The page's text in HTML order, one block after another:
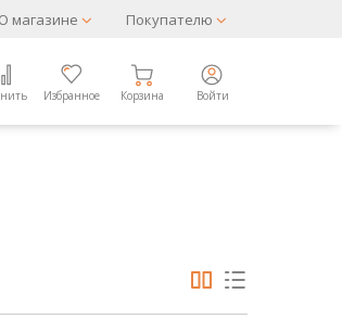
О магазине Покупателю
Избранное Корзина Войти